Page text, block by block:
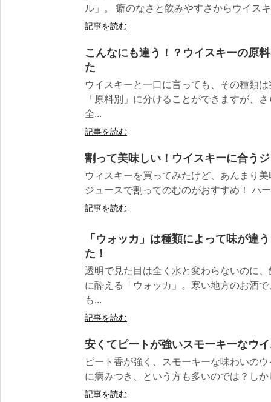
ル」。 癖のなさと飲みやすさからウイス
記事を読む
こんなにも違う！？ウイスキーの原
た
ウイスキーと一口に言っても、その種類
「原料別」に分けることができますが、
全...
記事を読む
割って美味しい！ウイスキーに合う
ウィスキーを買ってみたけど、あんまり
ジュースで割ってのむのがおすすめ！ ハ
記事を読む
「ウォッカ」は種類によって味が違
た！
透明で見た目は全く水と変わらないのに
に酔える「ウォッカ」。寒い地方のお酒
も...
記事を読む
安くてピートが強いスモーキーなウ
ピート香が強く、スモーキーな味わいの
に病みつき、という方も多いのでは？し
記事を読む